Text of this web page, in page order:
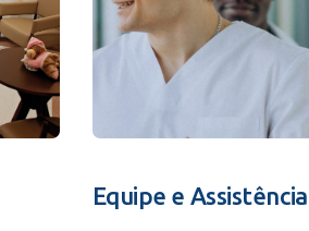
Equipe e Assistência